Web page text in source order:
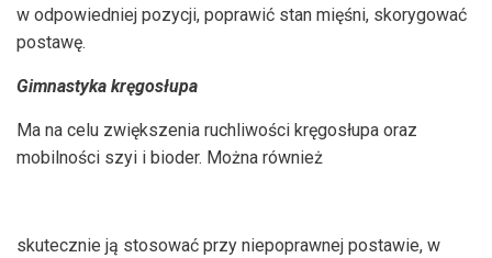
w odpowiedniej pozycji, poprawić stan mięśni, skorygować
postawę.
Gimnastyka kręgosłupa
Ma na celu zwiększenia ruchliwości kręgosłupa oraz
mobilności szyi i bioder. Można również
skutecznie ją stosować przy niepoprawnej postawie, w